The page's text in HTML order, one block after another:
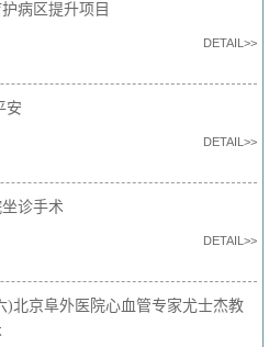
病区提升项目
DETAIL>>
安
DETAIL>>
诊手术
DETAIL>>
)北京阜外医院心血管专家尤士杰教